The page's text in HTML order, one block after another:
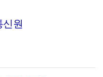
원